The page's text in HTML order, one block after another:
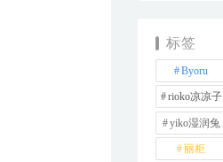
标签
Byoru
rioko凉凉子
yiko湿润兔
丽柜